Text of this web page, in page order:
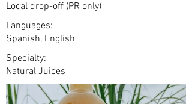
Local drop-off (PR only)
Languages:
Spanish, English
Specialty:
Natural Juices